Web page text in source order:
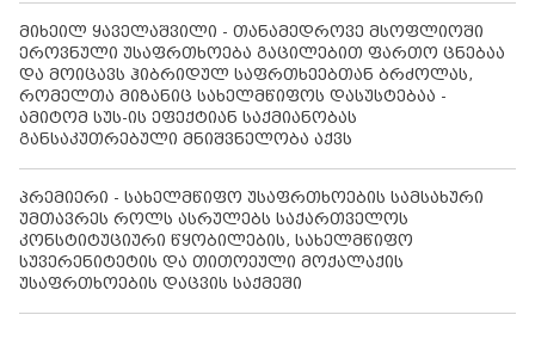
მიხეილ ყაველაშვილი - თანამედროვე მსოფლიოში
ეროვნული უსაფრთხოება გაცილებით ფართო ცნებაა
და მოიცავს ჰიბრიდულ საფრთხეებთან ბრძოლას,
რომელთა მიზანიც სახელმწიფოს დასუსტებაა -
ამიტომ სუს-ის ეფექტიან საქმიანობას
განსაკუთრებული მნიშვნელობა აქვს
პრემიერი - სახელმწიფო უსაფრთხოების სამსახური
უმთავრეს როლს ასრულებს საქართველოს
კონსტიტუციური წყობილების, სახელმწიფო
სუვერენიტეტის და თითოეული მოქალაქის
უსაფრთხოების დაცვის საქმეში